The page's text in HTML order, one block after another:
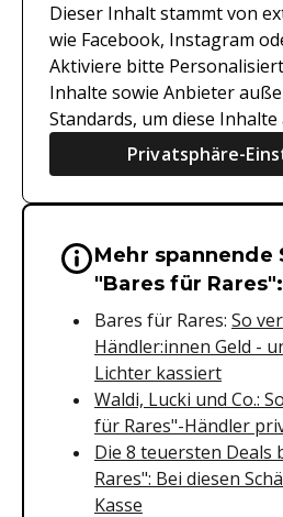
Dieser Inhalt stammt von
wie Facebook, Instagram
Aktiviere bitte
Inhalte sowie Anbieter
Standards, um diese Inhalte
Privatsphäre-
Wichtige
Mehr spannende
"Bares für Rares":
Bares für Rares: So
Händler:innen Geld -
Lichter kassiert
Waldi, Lucki und Co.:
für Rares"-Händler
Die 8 teuersten Deals
Rares": Bei diesen
Kasse